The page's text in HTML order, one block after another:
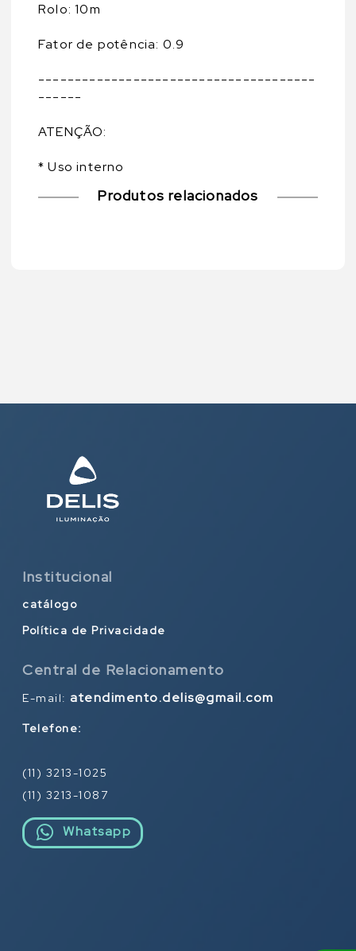
Rolo: 10m
Fator de potência: 0.9
--------------------------------------
------
ATENÇÃO:
* Uso interno
Produtos relacionados
Institucional
catálogo
Política de Privacidade
Central de Relacionamento
E-mail: atendimento.delis@gmail.com
Telefone:
(11) 3213-1025
(11) 3213-1087
Whatsapp